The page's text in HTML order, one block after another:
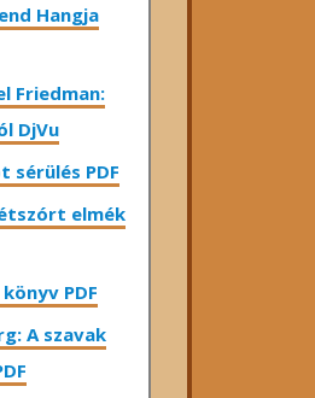
Hangja
Friedman:
DjVu
sérülés PDF
elmék
PDF
A szavak